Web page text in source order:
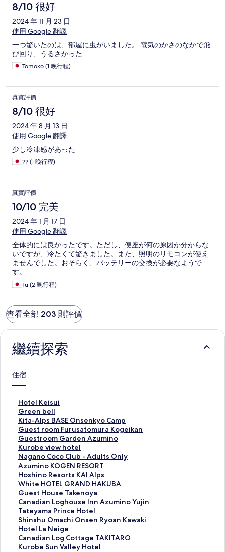
8/10 很好
2024 年 11 月 23 日
使用 Google 翻譯
一つ驚いたのは、部屋に虫がいました。 電気のかさのなかで飛
び回り、うるさかった
Tomoko (1 晚行程)
真實評價
8/10 很好
2024 年 8 月 13 日
使用 Google 翻譯
少し冷凍感があった
?? (1 晚行程)
真實評價
10/10 完美
2024 年 1 月 17 日
使用 Google 翻譯
全体的には良かったです。ただし、便座が何の原因か分からな
いですが、冷たくて驚きました。また、照明のリモコンが使え
ませんでした。おそらく、パッテリーの交換が必要なようで
す。
Tu (2 晚行程)
查看全部 203 則評價
繼續探索
住宿
Hotel Keisui
此
連
結
會
開
啟
H
o
t
e
l
K
e
i
s
u
i
Green bell
此
連
結
會
開
啟
G
r
e
e
n
b
e
l
l
頁
Kita-Alps BASE Onsenkyo Camp
此
連
結
會
開
啟
K
i
t
a
-
A
l
p
s
Guest room Furusatomura Kogeikan
此
連
結
會
開
啟
G
u
e
s
t
r
o
o
Guestroom Garden Azumino
此
連
結
會
開
啟
G
u
e
s
t
r
o
Kurobe view hotel
此
連
結
會
開
啟
K
u
r
o
b
e
Nagano Coco Club - Adults Only
此
連
結
會
開
啟
N
a
g
a
n
Azumino KOGEN RESORT
此
連
結
會
開
啟
A
z
u
m
Hoshino Resorts KAI Alps
此
連
結
會
開
啟
H
o
s
White HOTEL GRAND HAKUBA
此
連
結
會
開
啟
W
h
Guest House Takenoya
此
連
結
會
開
啟
G
Canadian Loghouse Inn Azumino Yujin
此
連
結
會
開
啟
Tateyama Prince Hotel
此
連
結
會
開
Shinshu Omachi Onsen Ryoan Kawaki
此
連
結
會
Hotel La Neige
此
連
結
Canadian Log Cottage TAKITARO
此
連
Kurobe Sun Valley Hotel
此